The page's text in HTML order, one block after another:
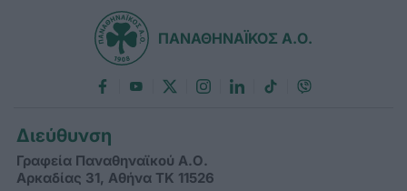
ΠΑΝΑΘΗΝΑΪΚΟΣ Α.Ο.
Διεύθυνση
Γραφεία Παναθηναϊκού Α.Ο.
Αρκαδίας 31, Αθήνα ΤΚ 11526